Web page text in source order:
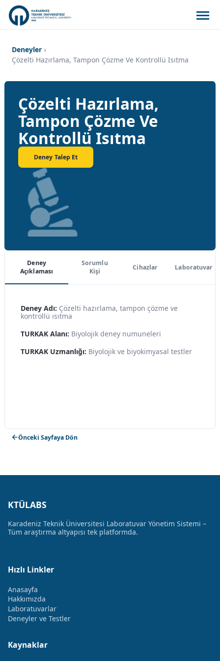
Deneyler
Çözelti Hazırlama, Tampon Çözme Ve Kontrollü Isıtma
Çözelti Hazırlama,
Tampon Çözme Ve
Kontrollü Isıtma
Deney Talep Et
Deney
Açıklaması
Sorumlu
Kişi
Cihazlar Laboratuvar
Deney Adı: Çözelti hazırlama, tampon çözme ve
kontrollü ısıtma
TURKAK Alanı: Biyolojik deney numuneleri
TURKAK Uzmanlığı: Biyolojik ve biyokimyasal testler
Önceki Sayfaya Dön
KTÜLABS
Karadeniz Teknik Üniversitesi Laboratuvar Yönetim Sistemi –
Tüm araştırma altyapısı tek platformda.
Hızlı Linkler
Anasayfa
Hakkımızda
Laboratuvarlar
Deneyler ve Testler
Kaynaklar